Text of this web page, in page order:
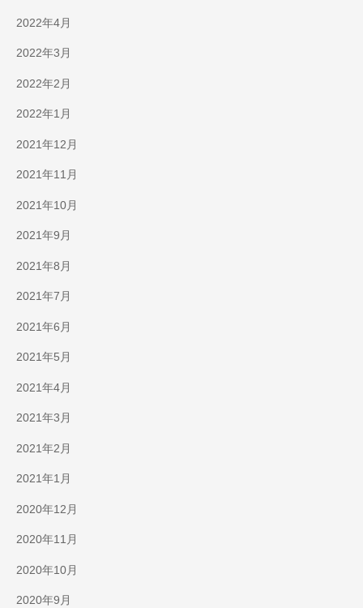
2022年4月
2022年3月
2022年2月
2022年1月
2021年12月
2021年11月
2021年10月
2021年9月
2021年8月
2021年7月
2021年6月
2021年5月
2021年4月
2021年3月
2021年2月
2021年1月
2020年12月
2020年11月
2020年10月
2020年9月